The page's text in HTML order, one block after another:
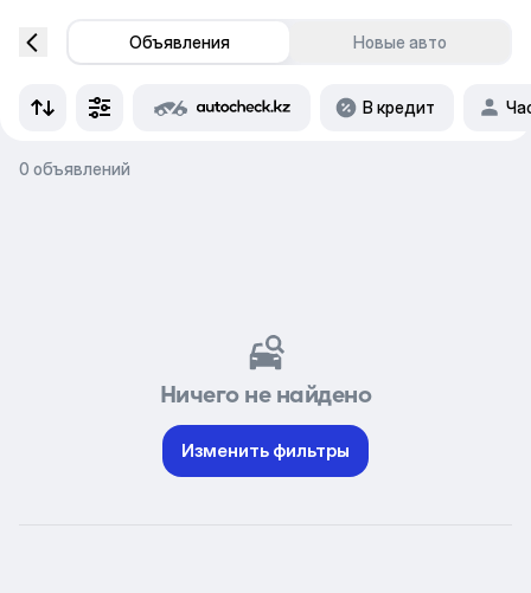
Объявления Новые авто
В кредит
0 объявлений
Ничего не найдено
Изменить фильтры